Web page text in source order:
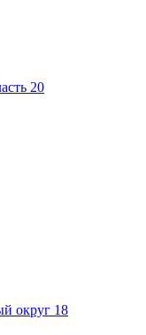
20
округ 18